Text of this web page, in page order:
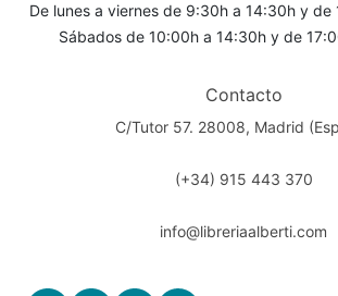
De lunes a viernes de 9:30h a 14:30h y
Sábados de 10:00h a 14:30h y de
Contacto
C/Tutor 57. 28008, Madrid
(+34) 915 443 370
info@libreriaalberti.com